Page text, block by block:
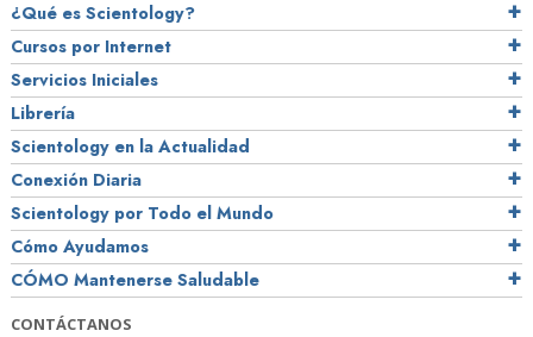
¿Qué es Scientology?
Cursos por Internet
Servicios Iniciales
Librería
Scientology en la Actualidad
Conexión Diaria
Scientology por Todo el Mundo
Cómo Ayudamos
CÓMO Mantenerse Saludable
CONTÁCTANOS